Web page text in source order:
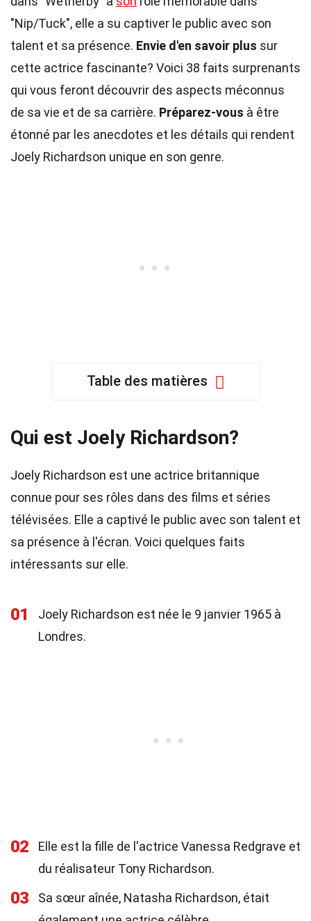
"Nip/Tuck", elle a su captiver le public avec son
talent et sa présence. Envie d'en savoir plus sur
cette actrice fascinante? Voici 38 faits surprenants
qui vous feront découvrir des aspects méconnus
de sa vie et de sa carrière. Préparez-vous à être
étonné par les anecdotes et les détails qui rendent
Joely Richardson unique en son genre.
Table des matières
Qui est Joely Richardson?
Joely Richardson est une actrice britannique
connue pour ses rôles dans des films et séries
télévisées. Elle a captivé le public avec son talent et
sa présence à l'écran. Voici quelques faits
intéressants sur elle.
01
Joely Richardson est née le 9 janvier 1965 à
Londres.
02
Elle est la fille de l'actrice Vanessa Redgrave et
du réalisateur Tony Richardson.
03
Sa sœur aînée, Natasha Richardson, était